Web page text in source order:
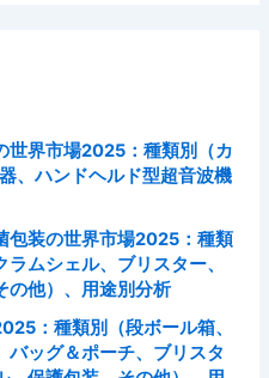
世界市場2025：種類別（カ
、ハンドヘルド型超音波機
包装の世界市場2025：種類
ムシェル、ブリスター、
の他）、用途別分析
：種類別（段ボール箱、
バッグ＆ポーチ、ブリスタ